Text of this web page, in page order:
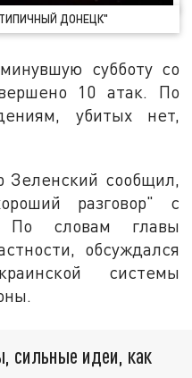
ДОНЕЦК"
субботу со
10 атак. По
убитых нет,
сообщил,
разговор" с
По словам главы
обсуждался
системы
сильные идеи, как